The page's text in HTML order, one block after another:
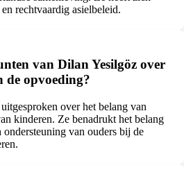
rechtvaardig asielbeleid.
van Dilan Yesilgöz over
de opvoeding?
over het belang van
kinderen. Ze benadrukt het belang
van ouders bij de